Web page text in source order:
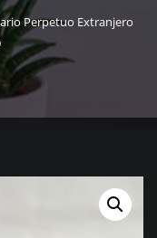
Perpetuo Extranjero